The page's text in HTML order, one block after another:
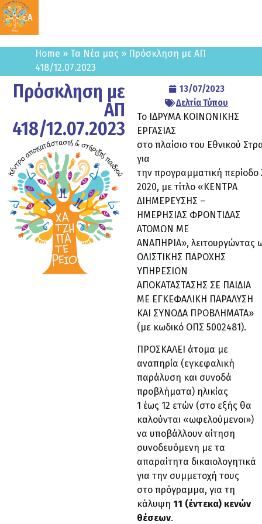
ΔΩΡΕΑ
Home » Τα Νέα μας » Πρόσκληση με ΑΠ
418/12.07.2023
Πρόσκληση με
ΑΠ
418/12.07.2023
13/07/2023
Δελτία Τύπου
Το ΙΔΡΥΜΑ ΚΟΙΝΩΝΙΚΗΣ
ΕΡΓΑΣΙΑΣ
στο πλαίσιο του Εθνικού
για
την προγραμματική περίοδο
2020, με τίτλο «ΚΕΝΤΡΑ
ΔΙΗΜΕΡΕΥΣΗΣ –
ΗΜΕΡΗΣΙΑΣ ΦΡΟΝΤΙΔΑΣ
ΑΤΟΜΩΝ ΜΕ
ΑΝΑΠΗΡΙΑ», λειτουργώντας
ΟΛΙΣΤΙΚΗΣ ΠΑΡΟΧΗΣ
ΥΠΗΡΕΣΙΩΝ
ΑΠΟΚΑΤΑΣΤΑΣΗΣ ΣΕ ΠΑΙΔΙΑ
ΜΕ ΕΓΚΕΦΑΛΙΚΗ ΠΑΡΑΛΥΣΗ
ΚΑΙ ΣΥΝΟΔΑ ΠΡΟΒΛΗΜΑΤΑ»
(με κωδικό ΟΠΣ 5002481).
ΠΡΟΣΚΑΛΕΙ άτομα με
αναπηρία (εγκεφαλική
παράλυση και συνοδά
προβλήματα) ηλικίας
1 έως 12 ετών (στο εξής θα
καλούνται «ωφελούμενοι»)
να υποβάλλουν αίτηση
συνοδευόμενη με τα
απαραίτητα δικαιολογητικά
για την συμμετοχή τους
στο πρόγραμμα, για τη
κάλυψη 11 (έντεκα) κενών
θέσεων.